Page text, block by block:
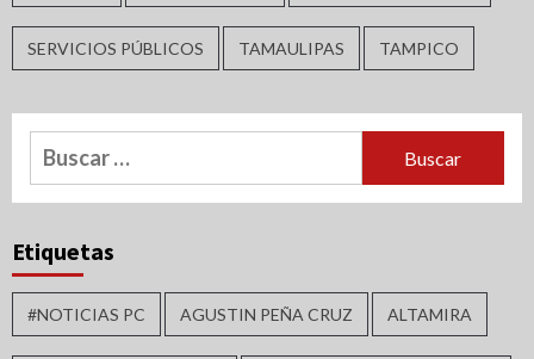
SERVICIOS PÚBLICOS TAMAULIPAS TAMPICO
Buscar:
Etiquetas
#NOTICIAS PC AGUSTIN PEÑA CRUZ ALTAMIRA